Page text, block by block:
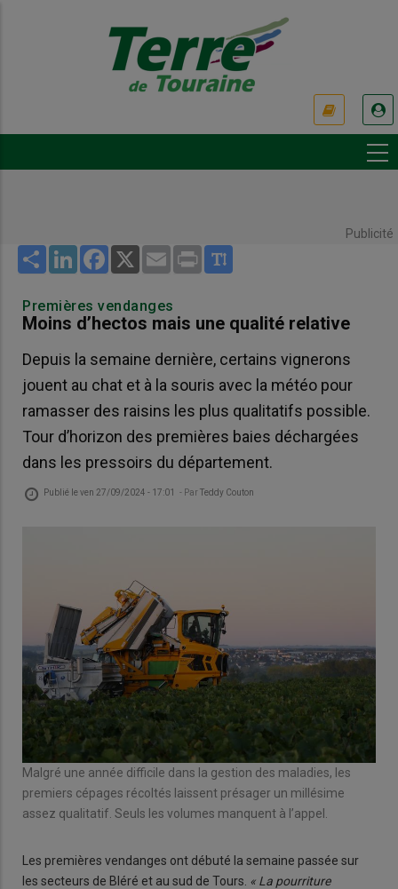
Publicité
Share LinkedInFacebook
X Email Print
Premières vendanges
Moins d’hectos mais une qualité relative
Depuis la semaine dernière, certains vignerons
jouent au chat et à la souris avec la météo pour
ramasser des raisins les plus qualitatifs possible.
Tour d’horizon des premières baies déchargées
dans les pressoirs du département.
Publié leven 27/09/2024 - 17:01 - ParTeddy Couton
Malgré une année difficile dans la gestion des maladies, les
premiers cépages récoltés laissent présager un millésime
assez qualitatif. Seuls les volumes manquent à l’appel.
Les premières vendanges ont débuté la semaine passée sur
les secteurs de Bléré et au sud de Tours. « La pourriture